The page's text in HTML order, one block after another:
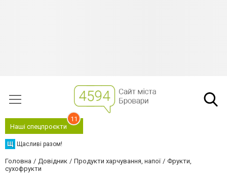
Наші спецпроєкти
11
Щ Щасливі разом!
Головна Довідник Продукти харчування, напої
Фрукти,
сухофрукти